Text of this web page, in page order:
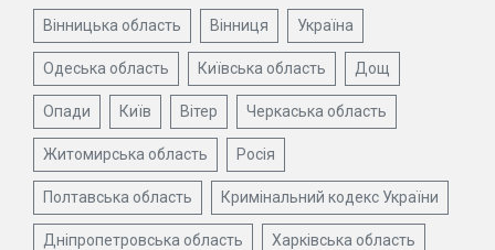
Вінницька область Вінниця Україна
Одеська область Київська область Дощ
Опади Київ Вітер Черкаська область
Житомирська область Росія
Полтавська область Кримінальний кодекс України
Дніпропетровська область Харківська область